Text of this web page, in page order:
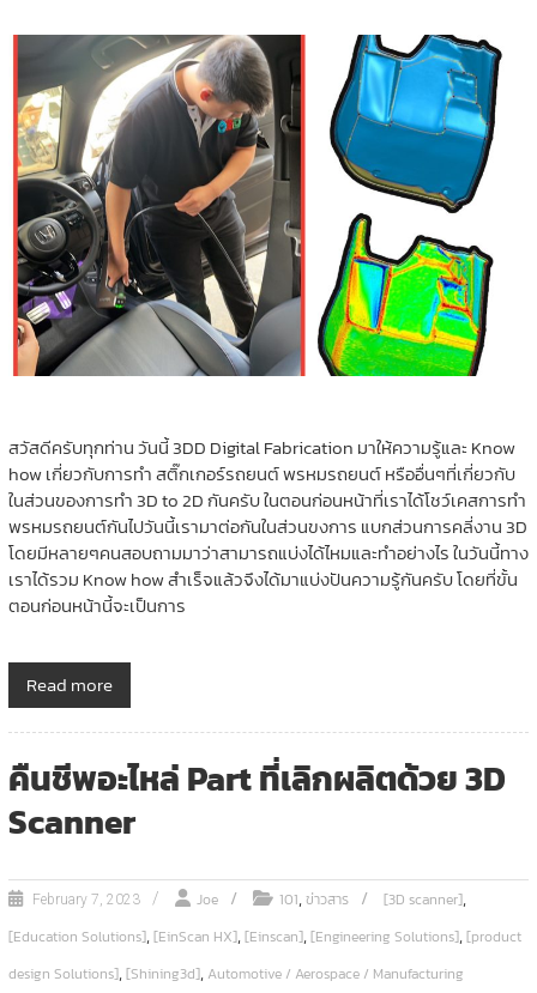
สวัสดีครับทุกท่าน วันนี้ 3DD Digital Fabrication มาให้ความรู้และ Know
how เกี่ยวกับการทำ สติ๊กเกอร์รถยนต์ พรหมรถยนต์ หรืออื่นๆที่เกี่ยวกับ
ในส่วนของการทำ 3D to 2D กันครับ ในตอนก่อนหน้าที่เราได้โชว์เคสการทำ
พรหมรถยนต์กันไปวันนี้เรามาต่อกันในส่วนขงการ แบกส่วนการคลี่งาน 3D
โดยมีหลายๆคนสอบถามมาว่าสามารถแบ่งได้ไหมและทำอย่างไร ในวันนี้ทาง
เราได้รวม Know how สำเร็จแล้วจึงได้มาแบ่งปันความรู้กันครับ โดยที่ขั้น
ตอนก่อนหน้านี้จะเป็นการ
Read more
คืนชีพอะไหล่ Part ที่เลิกผลิตด้วย 3D
Scanner
February 7, 2023 Joe 101,ข่าวสาร [3D scanner],
[Education Solutions],[EinScan HX],[Einscan],[Engineering Solutions],[product
design Solutions],[Shining3d], Automotive / Aerospace / Manufacturing